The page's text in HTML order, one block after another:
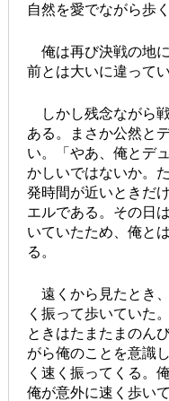
自然を愛でながら歩
俺は再び決戦の地
前とは大いに違って
しかし残念ながら
ある。まさか公然と
い。「やあ、俺とデ
かしいではないか。
発時間が近いときだ
エルである。その日
いていたため、俺と
る。
遠くから見たとき
く振って歩いていた
ときはたまたまのん
がら俺のことを意識
く速く振ってくる。
俺が意外に速く歩い